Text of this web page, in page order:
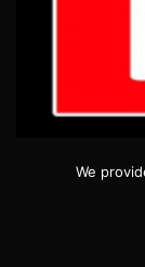
We